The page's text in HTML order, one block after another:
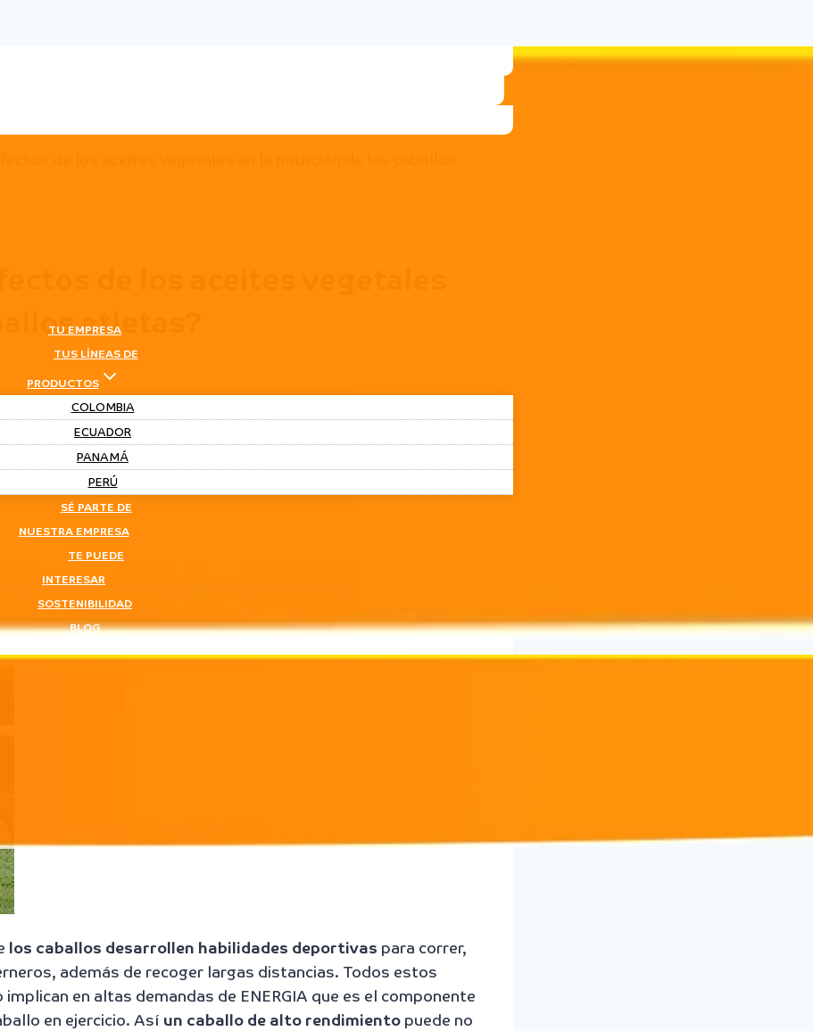
TU EMPRESA
TUS LÍNEAS DE
PRODUCTOS
COLOMBIA
ECUADOR
PANAMÁ
PERÚ
SÉ PARTE DE
NUESTRA EMPRESA
TE PUEDE
INTERESAR
SOSTENIBILIDAD
BLOG
de los aceites vegetales
atletas?
los caballos desarrollen habilidades deportivas para correr,
además de recoger largas distancias. Todos estos
en altas demandas de ENERGIA que es el componente
en ejercicio. Así un caballo de alto rendimiento puede no